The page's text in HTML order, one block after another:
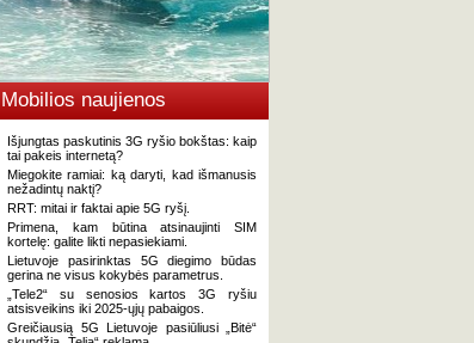
Mobilios naujienos
Išjungtas paskutinis 3G ryšio bokštas: kaip
tai pakeis internetą?
Miegokite ramiai: ką daryti, kad išmanusis
nežadintų naktį?
RRT: mitai ir faktai apie 5G ryšį.
Primena, kam būtina atsinaujinti SIM
kortelę: galite likti nepasiekiami.
Lietuvoje pasirinktas 5G diegimo būdas
gerina ne visus kokybės parametrus.
„Tele2“ su senosios kartos 3G ryšiu
atsisveikins iki 2025-ųjų pabaigos.
Greičiausią 5G Lietuvoje pasiūliusi „Bitė“